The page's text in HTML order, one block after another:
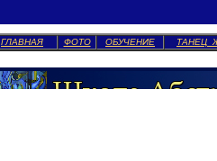
ГЛАВНАЯ ФОТО ОБУЧЕНИЕ ТАНЕЦ